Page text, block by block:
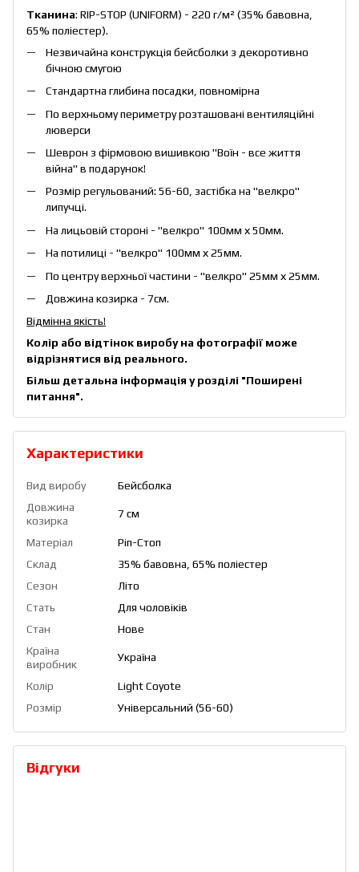
Тканина: RIP-STOP (UNIFORM) - 220 г/м² (35% бавовна,
65% поліестер).
Незвичайна конструкція бейсболки з декоротивно
бічною смугою
Стандартна глибина посадки, повномірна
По верхньому периметру розташовані вентиляційні
люверси
Шеврон з фірмовою вишивкою "Воїн - все життя
війна" в подарунок!
Розмір регульований: 56-60, застібка на "велкро"
липучці.
На лицьовій стороні - "велкро" 100мм х 50мм.
На потилиці - "велкро" 100мм х 25мм.
По центру верхньої частини - "велкро" 25мм х 25мм.
Довжина козирка - 7см.
Відмінна якість!
Колір або відтінок виробу на фотографії може
відрізнятися від реального.
Більш детальна інформація у розділі "Поширені
питання".
Характеристики
Вид виробу
Бейсболка
Довжина
козирка
7 см
Матеріал
Ріп-Стоп
Склад
35% бавовна, 65% поліестер
Сезон
Літо
Стать
Для чоловіків
Стан
Нове
Країна
виробник
Україна
Колір
Light Coyote
Розмір
Універсальний (56-60)
Відгуки